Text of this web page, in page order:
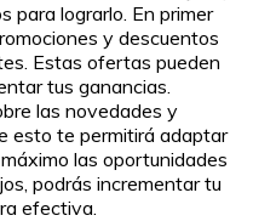
para lograrlo. En primer
y descuentos
Estas ofertas pueden
tus ganancias.
las novedades y
esto te permitirá adaptar
las oportunidades
podrás incrementar tu
efectiva.